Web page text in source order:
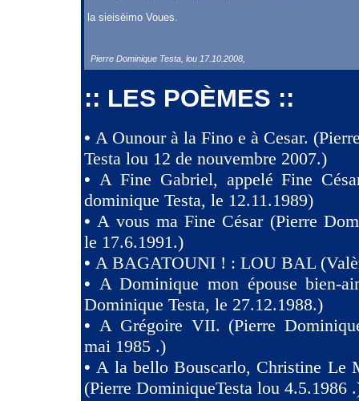
la sieisèimo Voues.
Pierre Dominique Testa, lou 17.10.2008,
:: LES POÈMES ::
• A Ounour à la Fino e à Cesar.
Testa lou 12 de nouvembre 2007.)
• A Fine Gabriel, appelé Fine
dominique Testa, le 12.11.1989)
•A vous ma Fine César (Pierre
le 17.6.1991.)
• A BAGATOUNI ! : LOU BAL
• A Dominique mon épouse bien-
Dominique Testa, le 27.12.1988.)
• A Grégoire VII. (Pierre
mai 1985 .)
•A la bello Bouscarlo, Christine Le
(Pierre DominiqueTesta lou 4.5.1986